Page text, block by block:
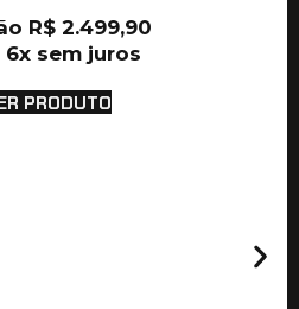
R$2.499,90
6x sem juros
PRODUTO